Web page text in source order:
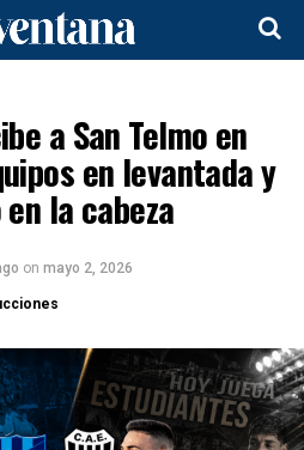
a San Telmo en
en levantada y
la cabeza
on mayo 2, 2026